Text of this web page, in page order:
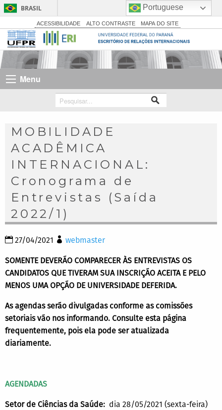
BRASIL
Simplifique!
Comunica BR
Participe
Legislação
Canais
ACESSIBILIDADE ALTO CONTRASTE MAPA DO SITE
Menu
MOBILIDADE
ACADÊMICA
INTERNACIONAL:
Cronograma de
Entrevistas (Saída
2022/1)
27/04/2021 webmaster
SOMENTE DEVERÃO COMPARECER ÀS ENTREVISTAS OS
CANDIDATOS QUE TIVERAM SUA INSCRIÇÃO ACEITA E PELO
MENOS UMA OPÇÃO DE UNIVERSIDADE DEFERIDA.
As agendas serão divulgadas conforme as comissões
setoriais vão nos informando. Consulte esta página
frequentemente, pois ela pode ser atualizada
diariamente.
AGENDADAS
Setor de Ciências da Saúde: dia 28/05/2021 (sexta-feira)
Portuguese